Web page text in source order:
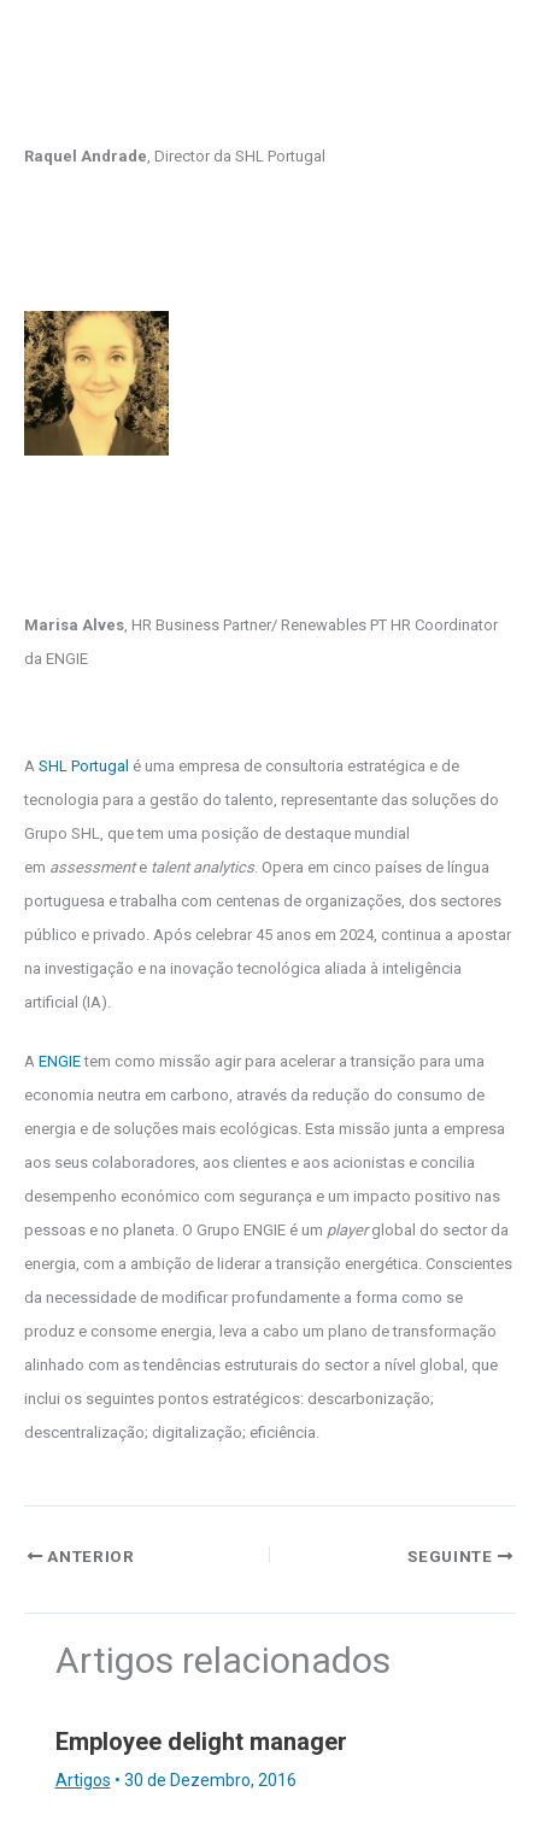
Raquel Andrade , Director da SHL Portugal
Marisa Alves, HR Business Partner/ Renewables PT HR Coordinator
da ENGIE
A SHL Portugal é uma empresa de consultoria estratégica e de
tecnologia para a gestão do talento, representante das soluções do
Grupo SHL, que tem uma posição de destaque mundial
em assessmente talent analytics. Opera em cinco países de língua
portuguesa e trabalha com centenas de organizações, dos sectores
público e privado. Após celebrar 45 anos em 2024, continua a apostar
na investigação e na inovação tecnológica aliada à inteligência
artificial (IA).
A ENGIEtem como missão agir para acelerar a transição para uma
economia neutra em carbono, através da redução do consumo de
energia e de soluções mais ecológicas. Esta missão junta a empresa
aos seus colaboradores, aos clientes e aos acionistas e concilia
desempenho económico com segurança e um impacto positivo nas
pessoas e no planeta.​ O Grupo ENGIE é um playerglobal do sector da
energia, com a ambição de liderar a transição energética.​ Conscientes
da necessidade de modificar profundamente a forma como se
produz e consome energia, leva a cabo um plano de transformação
alinhado com as tendências estruturais do sector a nível global, que
inclui os seguintes pontos estratégicos:​ descarbonização;
descentralização​; digitalização; eficiência​.
ANTERIOR SEGUINTE
Artigos relacionados
Employee delight manager
Artigos • 30 de Dezembro, 2016